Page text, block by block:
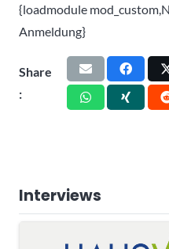
{loadmodule
Anmeldung}
Share
:
Interviews